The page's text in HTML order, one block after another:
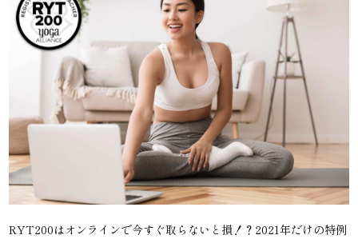
RYT200はオンラインで今すぐ取らないと損！？2021年だけの特例